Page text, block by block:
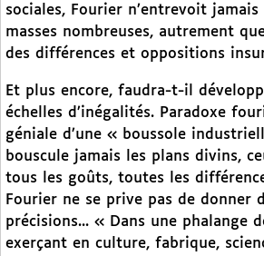
sociales, Fourier n’entrevoit jamais
masses nombreuses, autrement
des différences et oppositions
Et plus encore, faudra-t-il
échelles d’inégalités. Paradoxe
géniale d’une « boussole
bouscule jamais les plans divins,
tous les goûts, toutes les
Fourier ne se prive pas de donner
précisions... « Dans une phalange
exerçant en culture, fabrique,